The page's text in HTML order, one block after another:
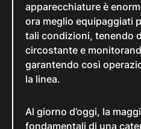
apparecchiature è
ora meglio equipaggiati
tali condizioni, tenendo
circostante e
garantendo così
la linea.
Al giorno d’oggi, la
fondamentali di una